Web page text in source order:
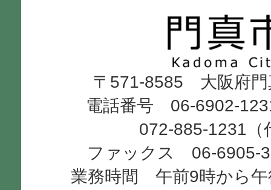
市
Kadoma
City
〒571-8585 大阪府門
電話番号 06-6902-
072-885-1231（
ファックス 06-6905-
業務時間 午前9時から午